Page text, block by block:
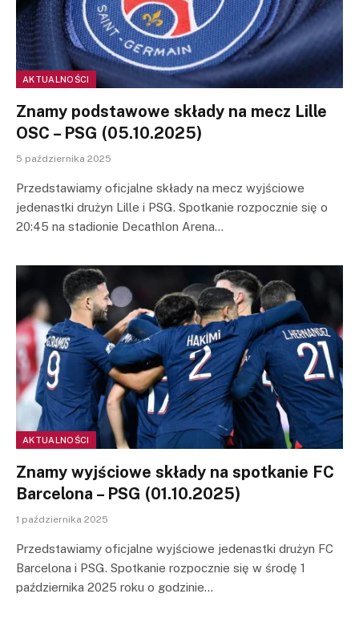
AKTUALNOŚCI
Znamy podstawowe składy na mecz Lille
OSC – PSG (05.10.2025)
5 października 2025
Przedstawiamy oficjalne składy na mecz wyjściowe
jedenastki drużyn Lille i PSG. Spotkanie rozpocznie się o
20:45 na stadionie Decathlon Arena…
AKTUALNOŚCI
Znamy wyjściowe składy na spotkanie FC
Barcelona – PSG (01.10.2025)
1 października 2025
Przedstawiamy oficjalne wyjściowe jedenastki drużyn FC
Barcelona i PSG. Spotkanie rozpocznie się w środę 1
października 2025 roku o godzinie…